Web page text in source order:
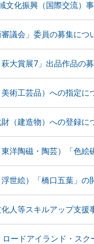
文化振興（国際交流）
審議会」委員の募集につ
大賞展7」出品作品の
術工芸品）への指定に
（建造物）への登録に
洋陶磁・陶芸）「色絵
世絵）「橋口五葉」の
化人等スキルアップ支
ードアイランド・スク